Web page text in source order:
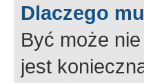
Dlaczego
Być może
jest